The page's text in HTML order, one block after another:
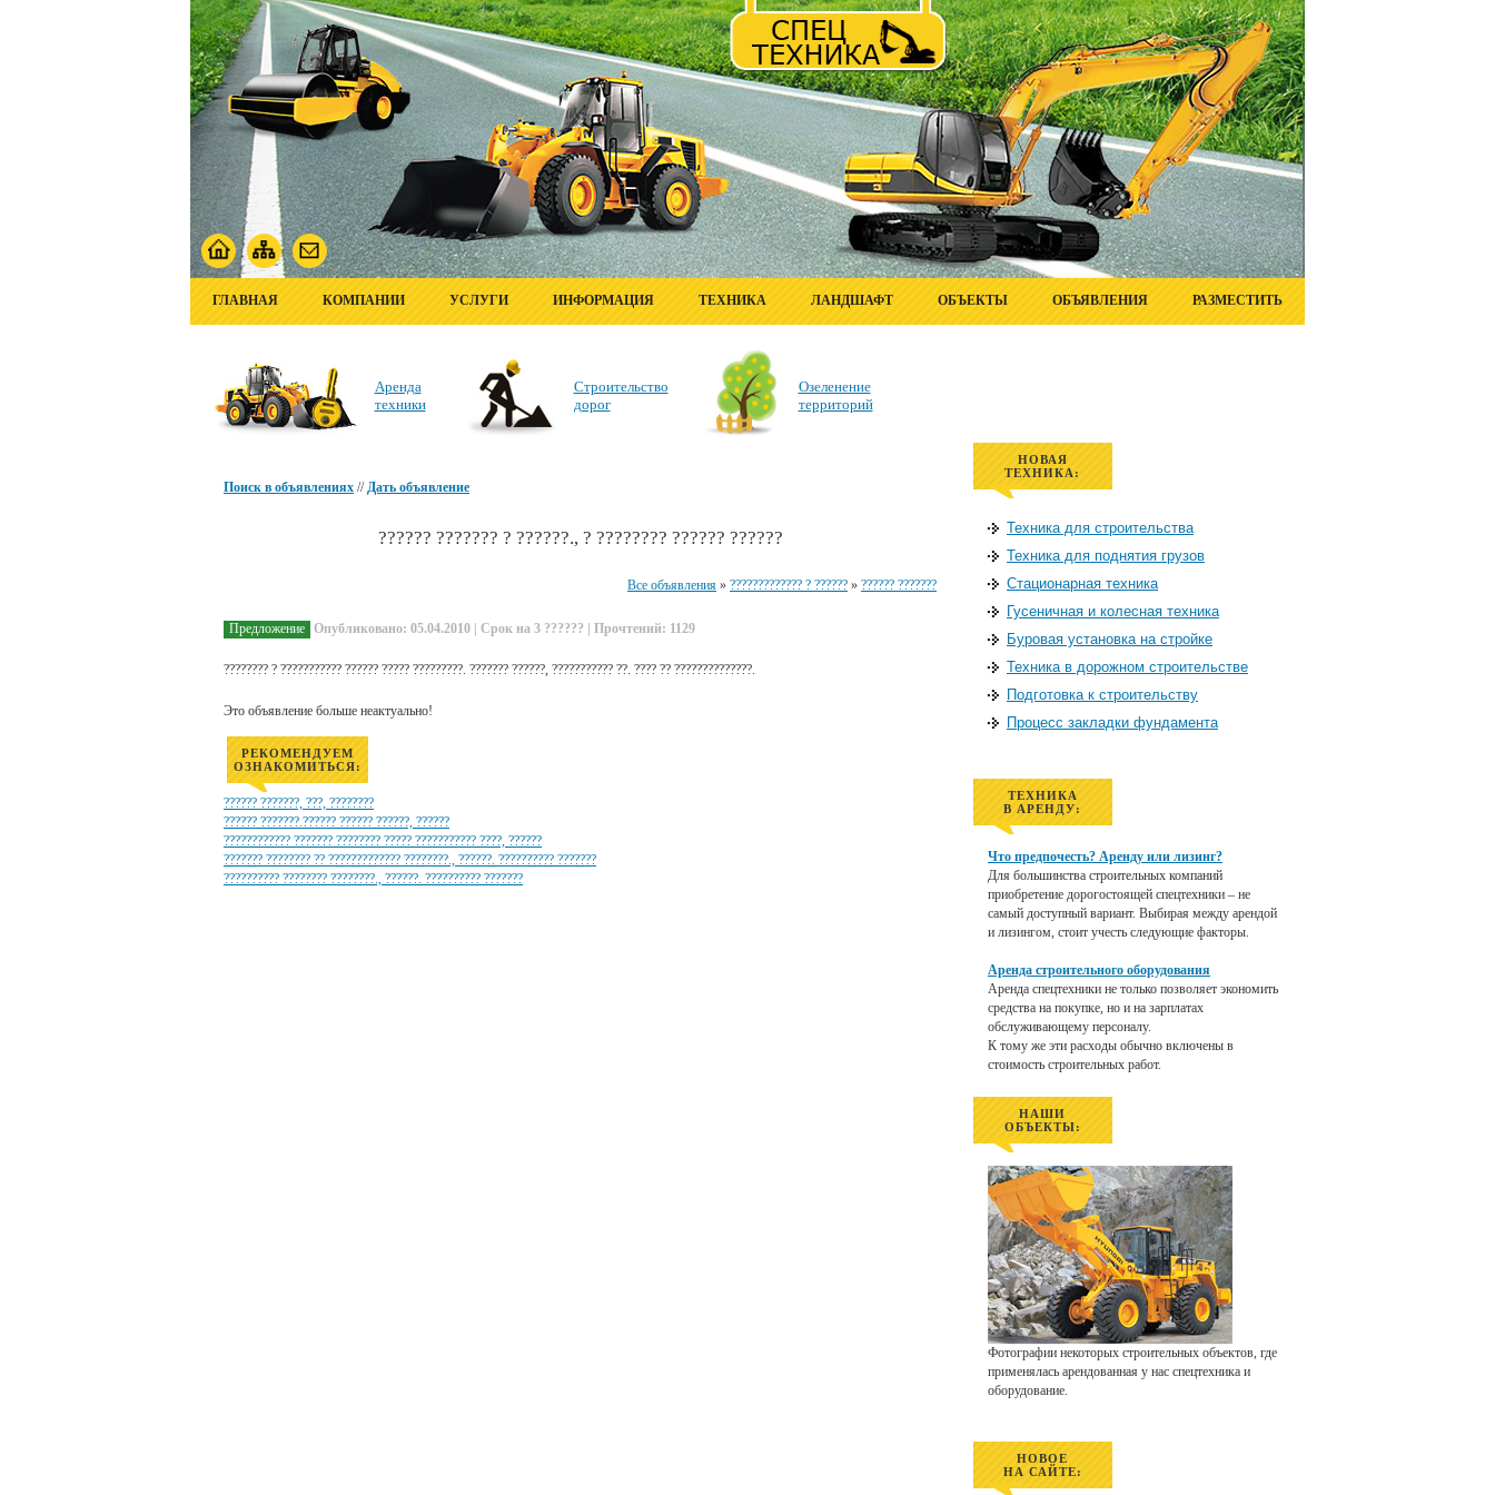
ГЛАВНАЯ КОМПАНИИ УСЛУГИ ИНФОРМАЦИЯ ТЕХНИКА ЛАНДШАФТ ОБЪЕКТЫ ОБЪЯВЛЕНИЯ РАЗМЕСТИТЬ
Аренда
техники
Строительство
дорог
Озеленение
территорий
Поиск в объявлениях //Дать объявление
?????? ??????? ? ??????., ? ???????? ?????? ??????
Все объявления » ????????????? ? ?????? » ?????? ???????
Предложение Опубликовано: 05.04.2010 | Срок на 3 ?????? | Прочтений: 1129
???????? ? ??????????? ?????? ????? ?????????. ??????? ??????, ??????????? ??. ???? ?? ??????????????.
Это объявление больше неактуально!
РЕКОМЕНДУЕМ
ОЗНАКОМИТЬСЯ:
?????? ???????, ???, ????????
?????? ???????.?????? ?????? ??????, ??????
???????????? ??????? ???????? ????? ??????????? ????, ??????
??????? ???????? ?? ????????????? ????????., ??????. ?????????? ???????
?????????? ???????? ????????., ??????. ?????????? ???????
НОВАЯ
ТЕХНИКА:
Техника для строительства
Техника для поднятия грузов
Стационарная техника
Гусеничная и колесная техника
Буровая установка на стройке
Техника в дорожном строительстве
Подготовка к строительству
Процесс закладки фундамента
ТЕХНИКА
В АРЕНДУ:
Что предпочесть? Аренду или лизинг?
Для большинства строительных компаний
приобретение дорогостоящей спецтехники – не
самый доступный вариант. Выбирая между арендой
и лизингом, стоит учесть следующие факторы.
Аренда строительного оборудования
Аренда спецтехники не только позволяет экономить
средства на покупке, но и на зарплатах
обслуживающему персоналу.
К тому же эти расходы обычно включены в
стоимость строительных работ.
НАШИ
ОБЪЕКТЫ:
Фотографии некоторых строительных объектов, где
применялась арендованная у нас спецтехника и
оборудование.
НОВОЕ
НА САЙТЕ: